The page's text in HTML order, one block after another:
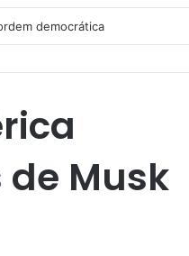
venezuelano
Musk